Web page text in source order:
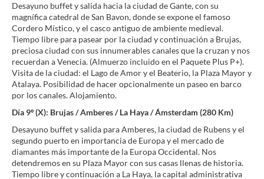
Desayuno buffet y salida hacia la ciudad de Gante, con su
magnífica catedral de San Bavon, donde se expone el famoso
Cordero Místico, y el casco antiguo de ambiente medieval.
Tiempo libre para pasear por la ciudad y continuación a Brujas,
preciosa ciudad con sus innumerables canales que la cruzan y nos
recuerdan a Venecia. (Almuerzo incluido en el Paquete Plus P+).
Visita de la ciudad: el Lago de Amor y el Beaterio, la Plaza Mayor y
Atalaya. Posibilidad de hacer opcionalmente un paseo en barco
por los canales. Alojamiento.
Día 9º (X): Brujas / Amberes / La Haya / Ámsterdam (280 Km)
Desayuno buffet y salida para Amberes, la ciudad de Rubens y el
segundo puerto en importancia de Europa y el mercado de
diamantes más importante de la Europa Occidental. Nos
detendremos en su Plaza Mayor con sus casas llenas de historia.
Tiempo libre y continuación a La Haya, la capital administrativa